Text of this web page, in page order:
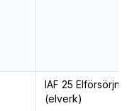
IAF 25
(elverk)